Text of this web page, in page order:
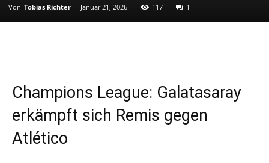
Von Tobias Richter - Januar 21, 2026 117 1
Champions League: Galatasaray
erkämpft sich Remis gegen
Atlético